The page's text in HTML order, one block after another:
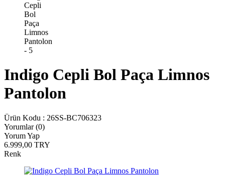
Indigo Cepli Bol Paça Limnos
Pantolon
Ürün Kodu : 26SS-BC706323
Yorumlar (0)
Yorum Yap
6.999,00 TRY
Renk